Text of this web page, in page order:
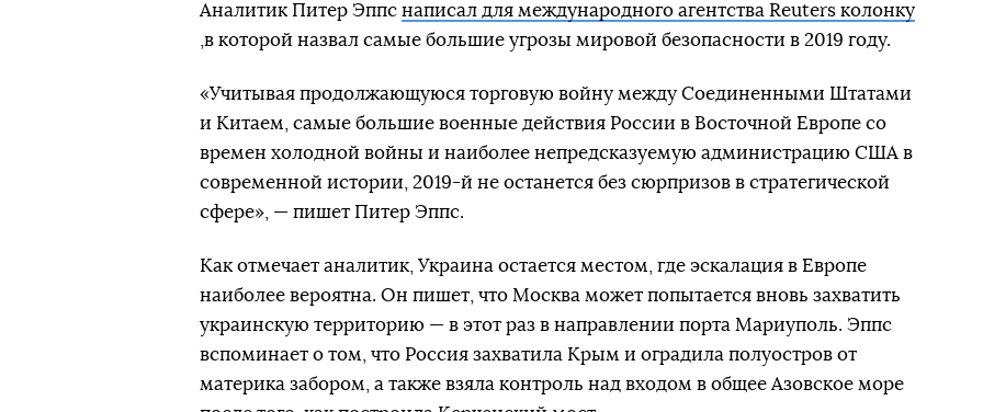
Аналитик Питер Эппс написал для международного агентства Reuters колонку
,в которой назвал самые большие угрозы мировой безопасности в 2019 году.
«Учитывая продолжающуюся торговую войну между Соединенными Штатами
и Китаем, самые большие военные действия России в Восточной Европе со
времен холодной войны и наиболее непредсказуемую администрацию США в
современной истории, 2019-й не останется без сюрпризов в стратегической
сфере», — пишет Питер Эппс.
Как отмечает аналитик, Украина остается местом, где эскалация в Европе
наиболее вероятна. Он пишет, что Москва может попытается вновь захватить
украинскую территорию — в этот раз в направлении порта Мариуполь. Эппс
вспоминает о том, что Россия захватила Крым и оградила полуостров от
материка забором, а также взяла контроль над входом в общее Азовское море